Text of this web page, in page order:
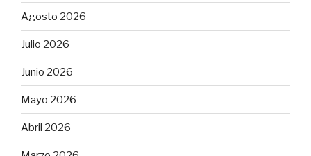
Agosto 2026
Julio 2026
Junio 2026
Mayo 2026
Abril 2026